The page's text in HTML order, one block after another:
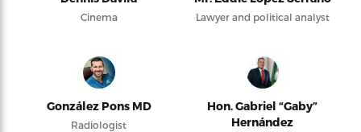
Cinema Lawyer and political analyst
González Pons MD
Radiologist
Hon. Gabriel “Gaby”
Hernández